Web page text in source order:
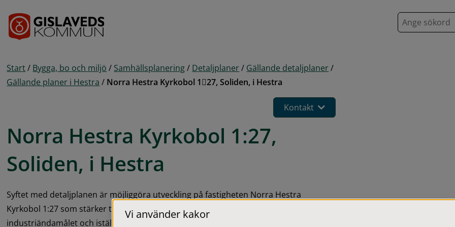
S
ö
Start / Bygga, bo och miljö / Samhällsplanering / Detaljplaner / Gällande detaljplaner /
Gällande planer i Hestra / Norra Hestra Kyrkobol 127, Soliden, i Hestra
Kontakt
Norra Hestra Kyrkobol 1:27,
Soliden, i Hestra
Syftet med detaljplanen är möjliggöra utveckling på fastigheten Norra Hestra
Kyrkobol 1:27 som stärker tätortens centrumkaraktär. Ny detaljplan släcker ut
industriändamålet och istället möjliggör ändamålen bostäder, centrum, handel,
Vi använder kakor